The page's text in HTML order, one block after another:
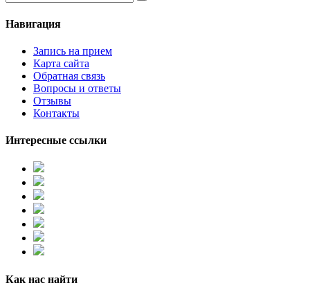
Навигация
Запись на прием
Карта сайта
Обратная связь
Вопросы и ответы
Отзывы
Контакты
Интересные ссылки
Как нас найти